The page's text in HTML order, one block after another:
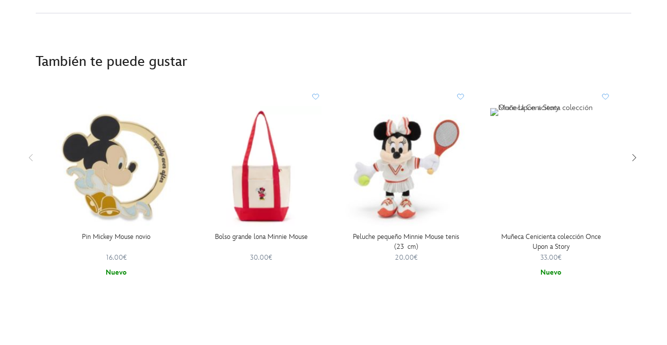
También te puede gustar
Pin Mickey Mouse novio
16.00€
Nuevo
Bolso grande lona Minnie Mouse
30.00€
Peluche pequeño Minnie Mouse tenis
(23 cm)
20.00€
Muñeca Cenicienta colección Once
Upon a Story
33.00€
Nuevo